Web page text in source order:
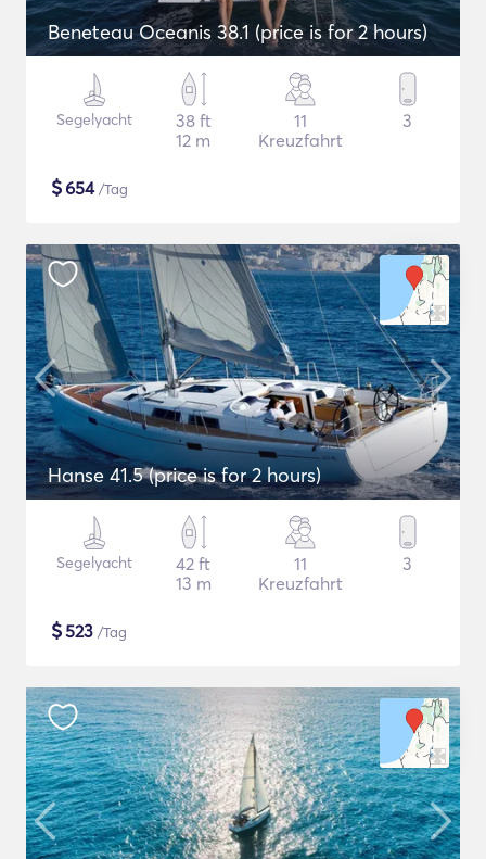
Beneteau Oceanis 38.1 (price is for 2 hours)
Segelyacht
38 ft
12 m
11
Kreuzfahrt
3
$654/Tag
Hanse 41.5 (price is for 2 hours)
Segelyacht
42 ft
13 m
11
Kreuzfahrt
3
$523 /Tag